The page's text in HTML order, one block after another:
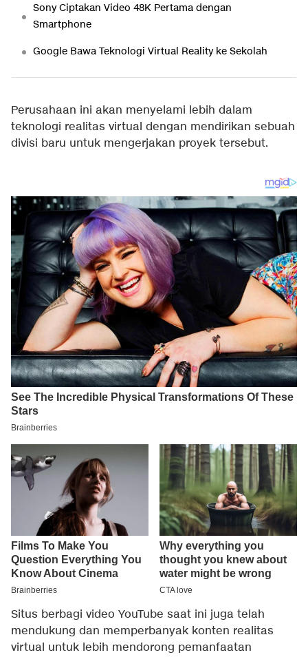
Sony Ciptakan Video 48K Pertama dengan
Smartphone
Google Bawa Teknologi Virtual Reality ke Sekolah
Perusahaan ini akan menyelami lebih dalam
teknologi realitas virtual dengan mendirikan sebuah
divisi baru untuk mengerjakan proyek tersebut.
Situs berbagi video YouTube saat ini juga telah
mendukung dan memperbanyak konten realitas
virtual untuk lebih mendorong pemanfaatan